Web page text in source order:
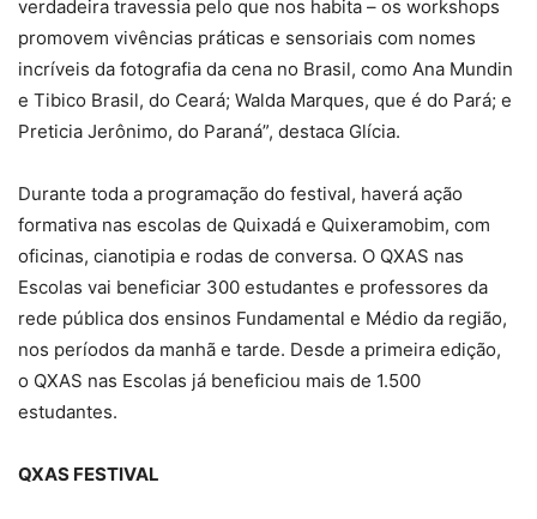
verdadeira travessia pelo que nos habita – os workshops
promovem vivências práticas e sensoriais com nomes
incríveis da fotografia da cena no Brasil, como Ana Mundin
e Tibico Brasil, do Ceará; Walda Marques, que é do Pará; e
Preticia Jerônimo, do Paraná”, destaca Glícia.
Durante toda a programação do festival, haverá ação
formativa nas escolas de Quixadá e Quixeramobim, com
oficinas, cianotipia e rodas de conversa. O QXAS nas
Escolas vai beneficiar 300 estudantes e professores da
rede pública dos ensinos Fundamental e Médio da região,
nos períodos da manhã e tarde. Desde a primeira edição,
o QXAS nas Escolas já beneficiou mais de 1.500
estudantes.
QXAS FESTIVAL